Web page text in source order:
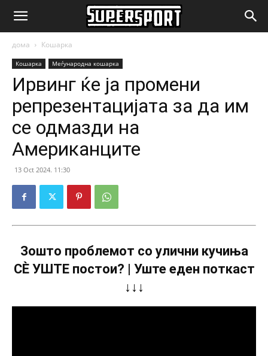
SuperSport.mk
дома Кошарка
Кошарка Меѓународна кошарка
Ирвинг ќе ја промени
репрезентацијата за да им
се одмазди на
Американците
13 Oct 2024. 11:30
Зошто проблемот со улични кучиња
СÈ УШТЕ постои? | Уште еден поткаст
↓↓↓